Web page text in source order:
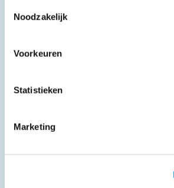
Noodzakelijk
Voorkeuren
Statistieken
Marketing
Auto restart
Aerowings
Deze airco is geschikt voor de volgende
X kan helpen bij het remmen van bepaalde